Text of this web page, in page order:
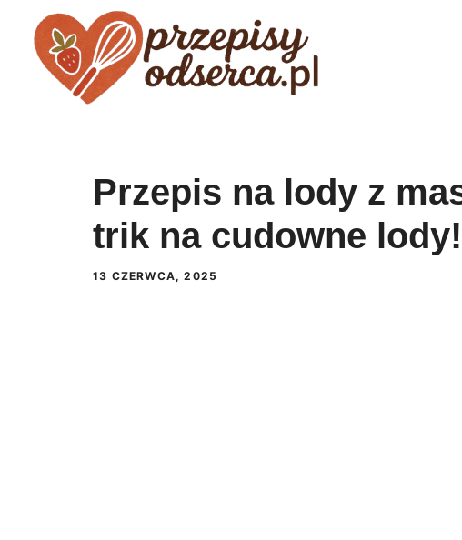
Przejdź
Przepis na lody z
trik na cudowne lody!
13 CZERWCA, 2025